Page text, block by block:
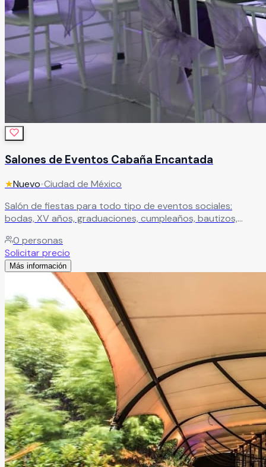
Salones de Eventos Cabaña Encantada
★Nuevo•Ciudad de México
Salón de fiestas para todo tipo de eventos sociales:
bodas, XV años, graduaciones, cumpleaños, bautizos,
cualquier ocasión especial.
0 personas
Solicitar precio
Más información